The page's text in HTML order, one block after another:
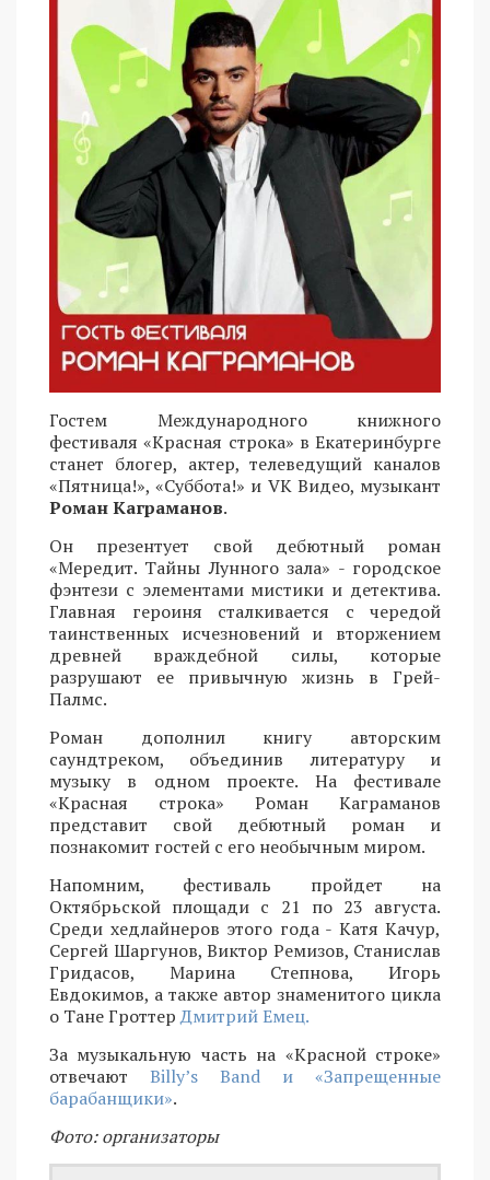
Гостем Международного книжного
фестиваля «Красная строка» в Екатеринбурге
станет блогер, актер, телеведущий каналов
«Пятница!», «Суббота!» и VK Видео, музыкант
Роман Каграманов.
Он презентует свой дебютный роман
«Мередит. Тайны Лунного зала» - городское
фэнтези с элементами мистики и детектива.
Главная героиня сталкивается с чередой
таинственных исчезновений и вторжением
древней враждебной силы, которые
разрушают ее привычную жизнь в Грей-
Палмс.
Роман дополнил книгу авторским
саундтреком, объединив литературу и
музыку в одном проекте. На фестивале
«Красная строка» Роман Каграманов
представит свой дебютный роман и
познакомит гостей с его необычным миром.
Напомним, фестиваль пройдет на
Октябрьской площади с 21 по 23 августа.
Среди хедлайнеров этого года - Катя Качур,
Сергей Шаргунов, Виктор Ремизов, Станислав
Гридасов, Марина Степнова, Игорь
Евдокимов, а также автор знаменитого цикла
о Тане ГроттерДмитрий Емец.
За музыкальную часть на «Красной строке»
отвечают Billy’s Band и «Запрещенные
барабанщики».
Фото: организаторы